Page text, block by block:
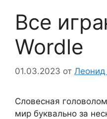
Все
Wordle
01.03.2023 от
Словесная
мир буквально за